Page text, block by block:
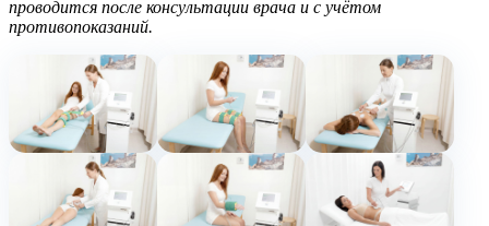
проводится после консультации врача и с учётом
противопоказаний.